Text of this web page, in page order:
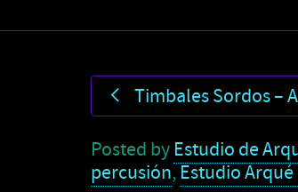
Timbales Sordos –
Posted by Estudio de
percusión, Estudio